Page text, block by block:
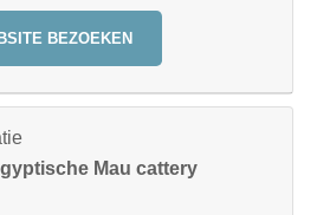
BEZOEKEN
Mau cattery